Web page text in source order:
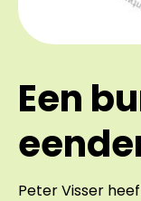
Een
Peter Visser